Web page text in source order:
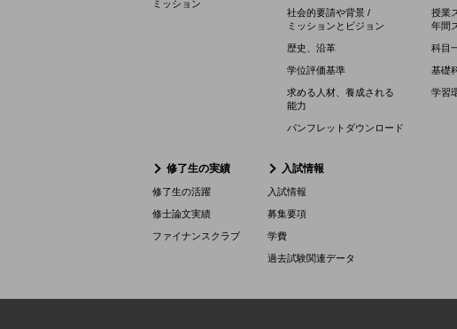
ミッション
社会的要請や背景 /
ミッションとビジョン
歴史、沿革
学位評価基準
求める人材、養成される
能力
パンフレットダウンロード
授業
年間
科目
基礎
学習
修了生の実績
修了生の活躍
修士論文実績
ファイナンスクラブ
入試情報
入試情報
募集要項
学費
過去試験関連データ